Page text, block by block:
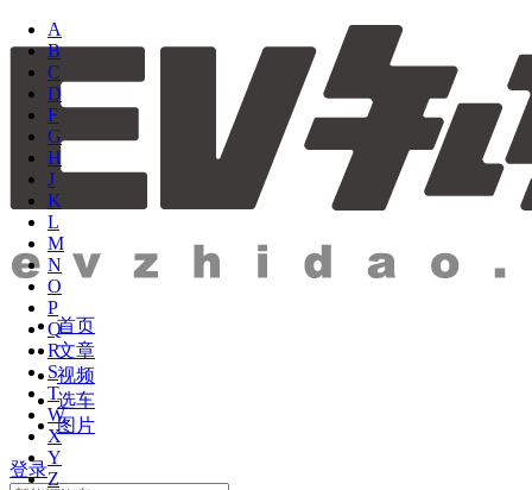
首页
文章
视频
选车
图片
登录
A
B
C
D
F
G
H
J
K
L
M
N
O
P
Q
R
S
T
W
X
Y
Z